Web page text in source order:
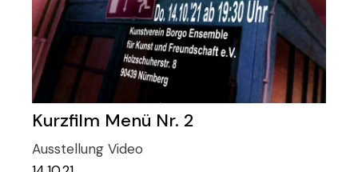
Kurzfilm Menü Nr. 2
AusstellungVideo